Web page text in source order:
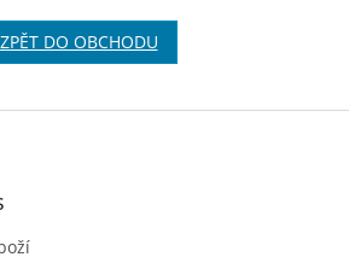
ZPĚT DO OBCHODU